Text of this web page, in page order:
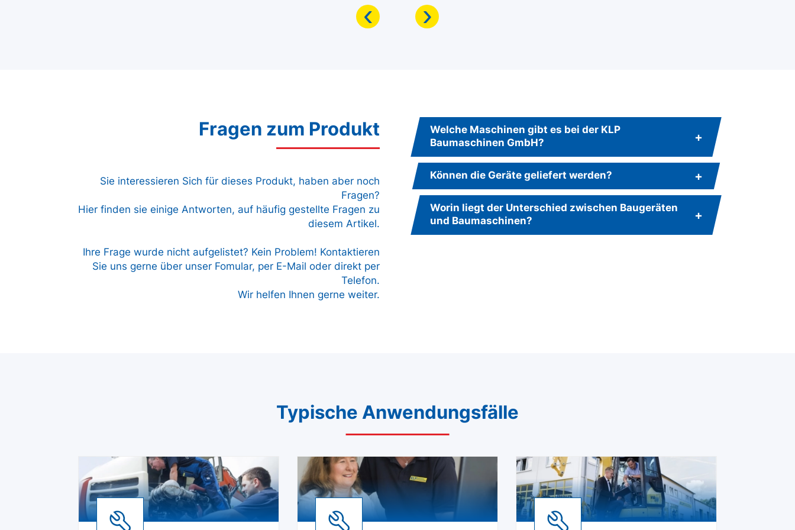
‹ ›
Fragen zum Produkt
Sie interessieren Sich für dieses Produkt, haben aber noch
Fragen?
Hier finden sie einige Antworten, auf häufig gestellte Fragen zu
diesem Artikel.
Ihre Frage wurde nicht aufgelistet? Kein Problem! Kontaktieren
Sie uns gerne über unser Fomular, per E-Mail oder direkt per
Telefon.
Wir helfen Ihnen gerne weiter.
Welche Maschinen gibt es bei der KLP
Baumaschinen GmbH?
Können die Geräte geliefert werden?
Worin liegt der Unterschied zwischen Baugeräten
und Baumaschinen?
Typische Anwendungsfälle